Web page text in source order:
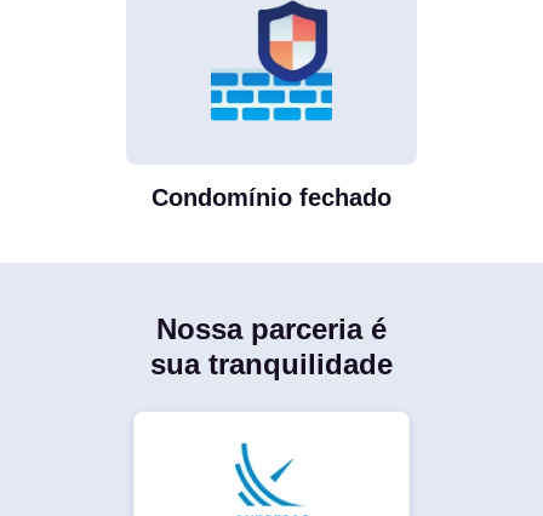
Condomínio fechado
Nossa parceria é
sua tranquilidade